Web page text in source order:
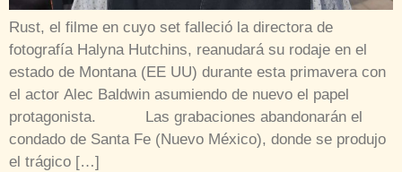
Rust, el filme en cuyo set falleció la directora de
fotografía Halyna Hutchins, reanudará su rodaje en el
estado de Montana (EE UU) durante esta primavera con
el actor Alec Baldwin asumiendo de nuevo el papel
protagonista. Las grabaciones abandonarán el
condado de Santa Fe (Nuevo México), donde se produjo
el trágico […]